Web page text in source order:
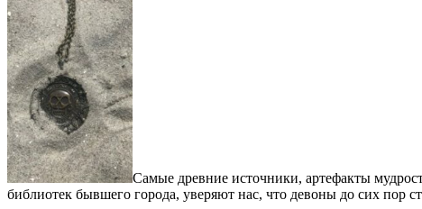
Самые древние источники, артефакты
библиотек бывшего города, уверяют нас, что девоны до сих пор